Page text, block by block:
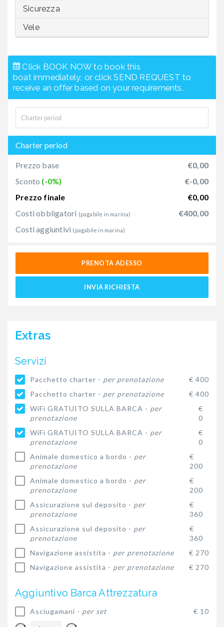
Sicurezza
Vele
Click BOOK NOW to book this
boat immediately, or click SEND REQUEST to
receive an offer based on your requirements.
Charter period
Prezzo base
€0,00
Sconto (-0%)
€-0,00
Prezzo finale
€0,00
Costi obbligatori (pagabile in marina)
€400,00
Costi aggiuntivi (pagabile in marina)
PRENOTA ADESSO
INVIA RICHIESTA
Extras
Servizi
Pacchetto charter - per prenotazione
€ 400
Pacchetto charter - per prenotazione
€ 400
WiFi GRATUITO SULLA BARCA - per
prenotazione
€
0
WiFi GRATUITO SULLA BARCA - per
prenotazione
€
0
Animale domestico a bordo - per
prenotazione
€
200
Animale domestico a bordo - per
prenotazione
€
200
Assicurazione sul deposito - per
prenotazione
€
360
Assicurazione sul deposito - per
prenotazione
€
360
Navigazione assistita - per prenotazione
€ 270
Navigazione assistita - per prenotazione € 270
Aggiuntivo Barca Attrezzatura
Asciugamani - per set € 10